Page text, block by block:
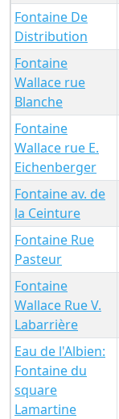
Fontaine De
Distribution
Fontaine
Wallace rue
Blanche
Fontaine
Wallace rue E.
Eichenberger
Fontaine av. de
la Ceinture
Fontaine Rue
Pasteur
Fontaine
Wallace Rue V.
Labarrière
Eau de l'Albien:
Fontaine du
square
Lamartine